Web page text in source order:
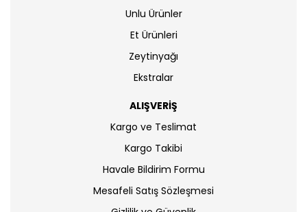
Unlu Ürünler
Et Ürünleri
Zeytinyağı
Ekstralar
ALIŞVERİŞ
Kargo ve Teslimat
Kargo Takibi
Havale Bildirim Formu
Mesafeli Satış Sözleşmesi